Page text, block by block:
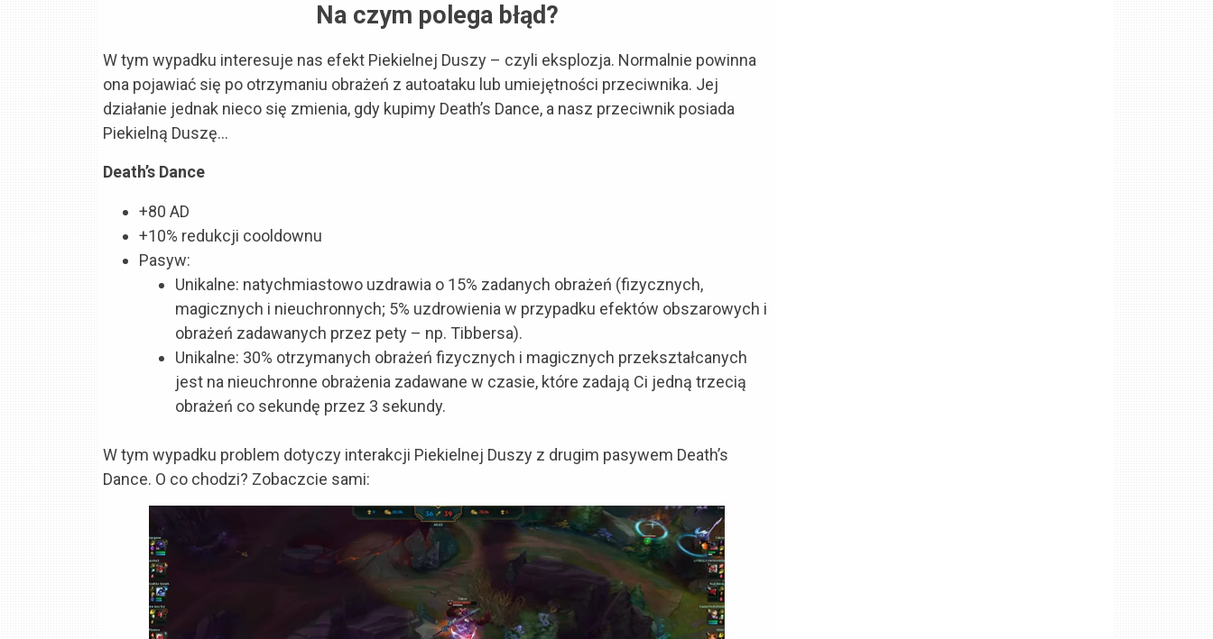
Na czym polega błąd?
W tym wypadku interesuje nas efekt Piekielnej Duszy – czyli eksplozja. Normalnie powinna
ona pojawiać się po otrzymaniu obrażeń z autoataku lub umiejętności przeciwnika. Jej
działanie jednak nieco się zmienia, gdy kupimy Death’s Dance, a nasz przeciwnik posiada
Piekielną Duszę…
Death’s Dance
+80 AD
+10% redukcji cooldownu
Pasyw:
Unikalne: natychmiastowo uzdrawia o 15% zadanych obrażeń (fizycznych,
magicznych i nieuchronnych; 5% uzdrowienia w przypadku efektów obszarowych i
obrażeń zadawanych przez pety – np. Tibbersa).
Unikalne: 30% otrzymanych obrażeń fizycznych i magicznych przekształcanych
jest na nieuchronne obrażenia zadawane w czasie, które zadają Ci jedną trzecią
obrażeń co sekundę przez 3 sekundy.
W tym wypadku problem dotyczy interakcji Piekielnej Duszy z drugim pasywem Death’s
Dance. O co chodzi? Zobaczcie sami: